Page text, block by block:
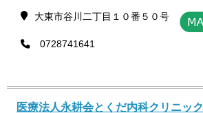
大東市谷川二丁目１０番５０号
0728741641
医療法人永耕会とくだ内科クリニック